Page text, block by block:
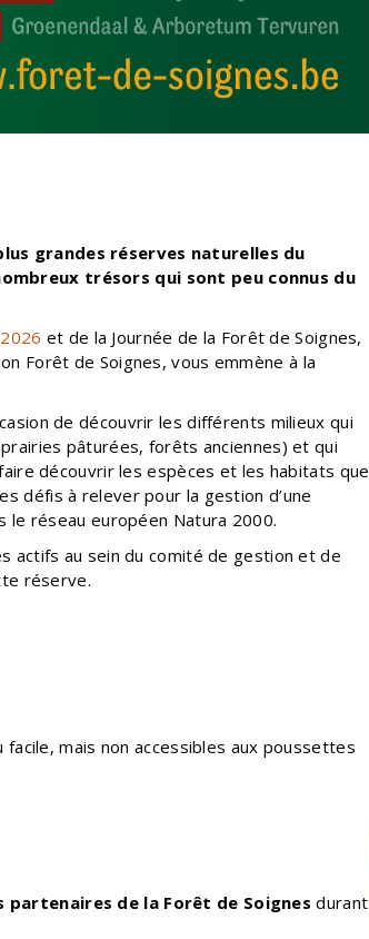
grandes réserves naturelles du
trésors qui sont peu connus du
et de la Journée de la Forêt de Soignes,
Forêt de Soignes, vous emmène à la
de découvrir les différents milieux qui
pâturées, forêts anciennes) et qui
découvrir les espèces et les habitats que
défis à relever pour la gestion d’une
réseau européen Natura 2000.
actifs au sein du comité de gestion et de
réserve.
mais non accessibles aux poussettes
de la Forêt de Soignes durant